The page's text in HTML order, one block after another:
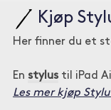
Kjøp
Her finner du et
En stylus til iPad
Les mer kjøp